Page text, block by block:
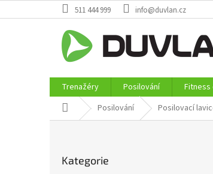
na
511 444 999 info@duvlan.cz
Trenažéry Posilování
Domů Posilování Posilovací
kategorie
Kategorie